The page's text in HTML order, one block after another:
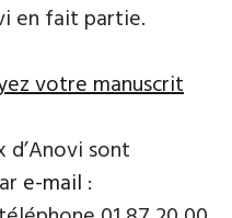
en fait partie.
votre manuscrit
sont
e-mail :